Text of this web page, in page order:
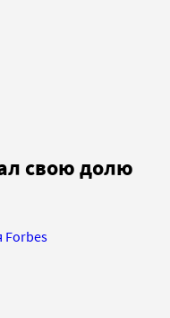
свою долю
Forbes